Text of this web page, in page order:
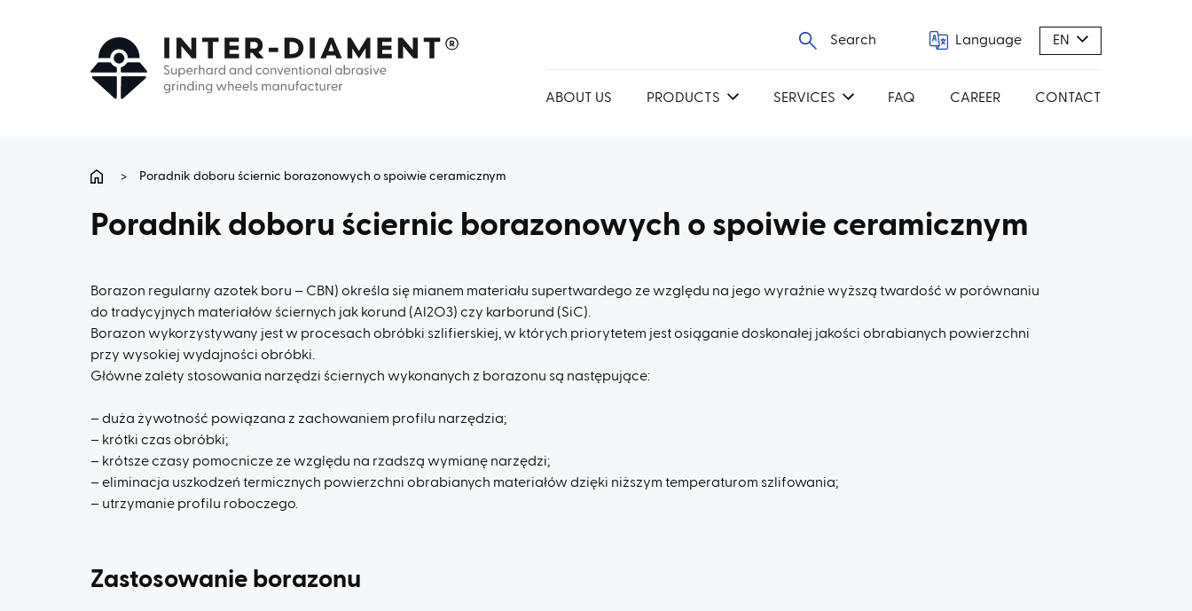
Search Language EN
ABOUT US PRODUCTS SERVICES FAQ CAREER CONTACT
> Poradnik doboru ściernic borazonowych o spoiwie ceramicznym
Poradnik doboru ściernic borazonowych o spoiwie ceramicznym
Borazon regularny azotek boru – CBN) określa się mianem materiału supertwardego ze względu na jego wyraźnie wyższą twardość w porównaniu
do tradycyjnych materiałów ściernych jak korund (Al2O3) czy karborund (SiC).
Borazon wykorzystywany jest w procesach obróbki szlifierskiej, w których priorytetem jest osiąganie doskonałej jakości obrabianych powierzchni
przy wysokiej wydajności obróbki.
Główne zalety stosowania narzędzi ściernych wykonanych z borazonu są następujące:
– duża żywotność powiązana z zachowaniem profilu narzędzia;
– krótki czas obróbki;
– krótsze czasy pomocnicze ze względu na rzadszą wymianę narzędzi;
– eliminacja uszkodzeń termicznych powierzchni obrabianych materiałów dzięki niższym temperaturom szlifowania;
– utrzymanie profilu roboczego.
Zastosowanie borazonu